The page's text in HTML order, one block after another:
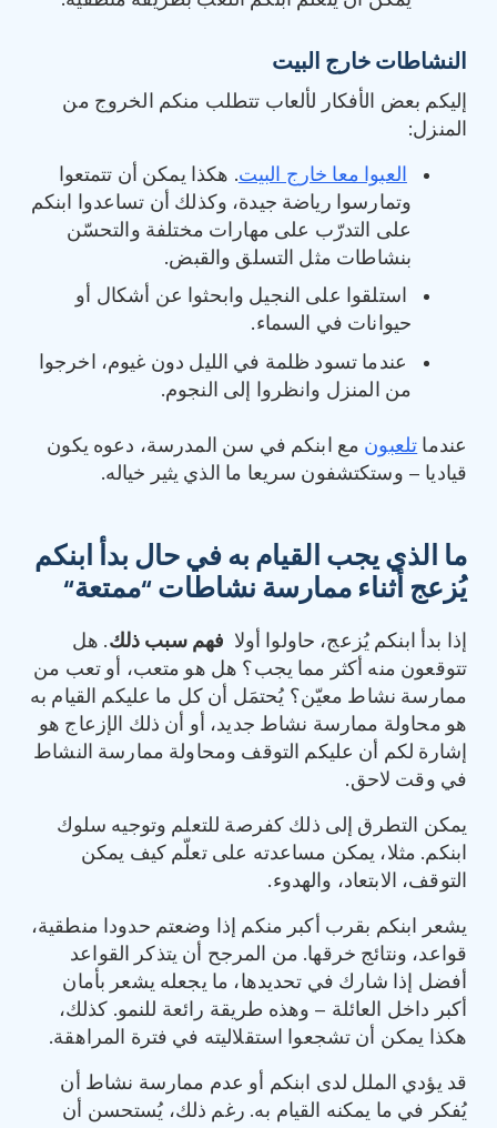
النشاطات خارج البيت
إليكم بعض الأفكار لألعاب تتطلب منكم الخروج من
المنزل:
العبوا معا خارج البيت. هكذا يمكن أن تتمتعوا
وتمارسوا رياضة جيدة، وكذلك أن تساعدوا ابنكم
على التدرّب على مهارات مختلفة والتحسّن
بنشاطات مثل التسلق والقبض.
استلقوا على النجيل وابحثوا عن أشكال أو
حيوانات في السماء.
عندما تسود ظلمة في الليل دون غيوم، اخرجوا
من المنزل وانظروا إلى النجوم.
عندما تلعبون مع ابنكم في سن المدرسة، دعوه يكون
قياديا – وستكتشفون سريعا ما الذي يثير خياله.
ما الذي يجب القيام به في حال بدأ ابنكم
يُزعج أثناء ممارسة نشاطات “ممتعة“
إذا بدأ ابنكم يُزعج، حاولوا أولا فهم سبب ذلك. هل
تتوقعون منه أكثر مما يجب؟ هل هو متعب، أو تعب من
ممارسة نشاط معيّن؟ يُحتمَل أن كل ما عليكم القيام به
هو محاولة ممارسة نشاط جديد، أو أن ذلك الإزعاج هو
إشارة لكم أن عليكم التوقف ومحاولة ممارسة النشاط
في وقت لاحق.
يمكن التطرق إلى ذلك كفرصة للتعلم وتوجيه سلوك
ابنكم. مثلا، يمكن مساعدته على تعلّم كيف يمكن
التوقف، الابتعاد، والهدوء.
يشعر ابنكم بقرب أكبر منكم إذا وضعتم حدودا منطقية،
قواعد، ونتائج خرقها. من المرجح أن يتذكر القواعد
أفضل إذا شارك في تحديدها، ما يجعله يشعر بأمان
أكبر داخل العائلة – وهذه طريقة رائعة للنمو. كذلك،
هكذا يمكن أن تشجعوا استقلاليته في فترة المراهقة.
قد يؤدي الملل لدى ابنكم أو عدم ممارسة نشاط أن
يُفكر في ما يمكنه القيام به. رغم ذلك، يُستحسن أن